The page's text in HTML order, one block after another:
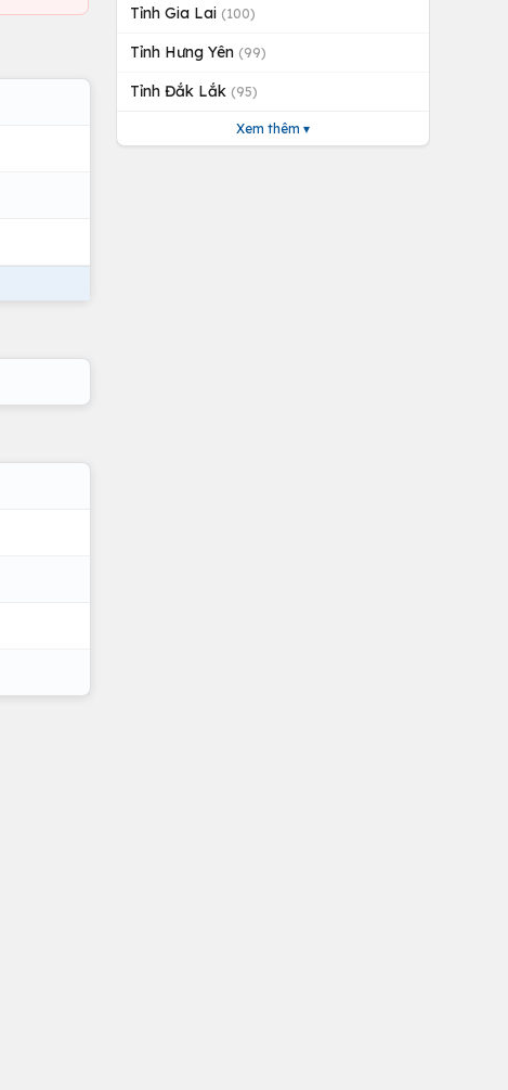
Tỉnh Gia Lai (100)
Tỉnh Hưng Yên (99)
Tỉnh Đắk Lắk (95)
Xem thêm ▾